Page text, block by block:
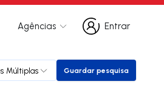
Agências
Entrar
Entrar
Múltiplas Guardar pesquisa
Guardar pesquisa